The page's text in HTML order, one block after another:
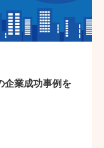
企業成功事例を